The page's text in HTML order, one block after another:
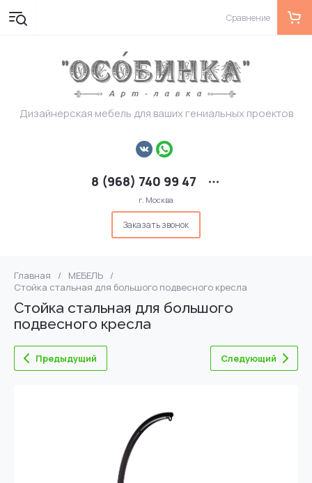
Дизайнерская мебель для ваших гениальных проектов
8 (968) 740 99 47
г. Москва
Заказать звонок
Сравнение
Главная / МЕБЕЛЬ
/
Стойка стальная для большого подвесного кресла
Стойка стальная для большого
подвесного кресла
Предыдущий Следующий